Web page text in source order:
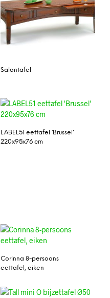
Salontafel
LABEL51 eettafel ‘Brussel’
220x95x76 cm
Corinna 8-persoons
eettafel, eiken